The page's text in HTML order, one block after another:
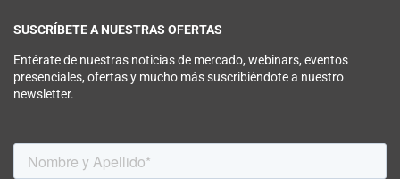
SUSCRÍBETE A NUESTRAS OFERTAS
Entérate de nuestras noticias de mercado, webinars, eventos
presenciales, ofertas y mucho más suscribiéndote a nuestro
newsletter.